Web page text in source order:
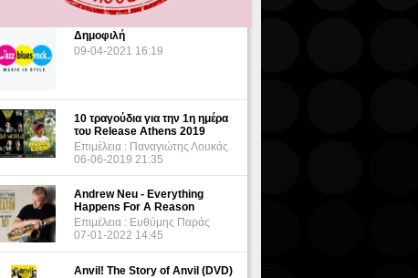
Δημοφιλή
09-04-2021 16:19
10 τραγούδια για την 1η ημέρα
του Release Athens 2019
Επιμέλεια : Παναγιώτης Λουκάς
06-06-2019 21:35
Andrew Neu - Everything
Happens For A Reason
Επιμέλεια : Ευθύμης Παράς
07-01-2022 14:45
Anvil! The Story of Anvil (DVD)